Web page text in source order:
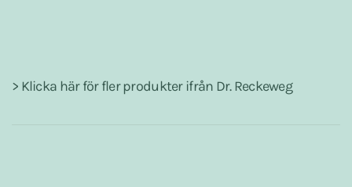
> Klicka här för fler produkter ifrån Dr. Reckeweg